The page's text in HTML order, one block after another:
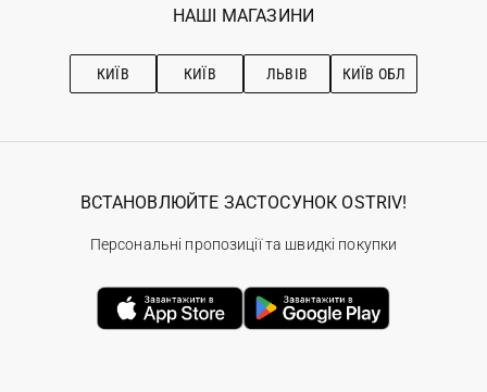
Ostriv Club+
Наші магазини
Рекомендації з догляду
НАШІ МАГАЗИНИ
КИЇВ КИЇВ ЛЬВІВ КИЇВ ОБЛ
ВСТАНОВЛЮЙТЕ ЗАСТОСУНОК OSTRIV!
Персональні пропозиції та швидкі покупки